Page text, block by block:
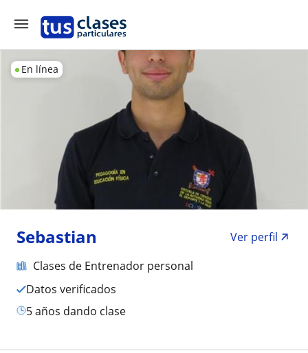
En línea
Sebastian
Ver perfil
Clases de Entrenador personal
Datos verificados
5 años dando clase